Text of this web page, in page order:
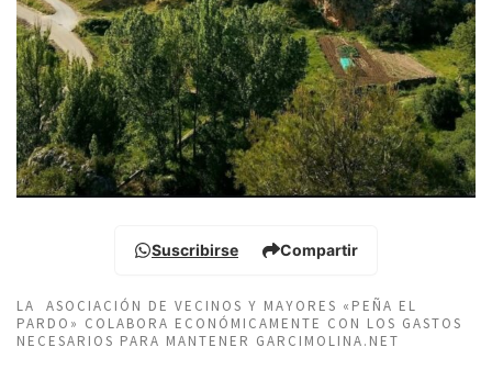
Suscribirse Compartir
LA ASOCIACIÓN DE VECINOS Y MAYORES «PEÑA EL
PARDO» COLABORA ECONÓMICAMENTE CON LOS GASTOS
NECESARIOS PARA MANTENER GARCIMOLINA.NET